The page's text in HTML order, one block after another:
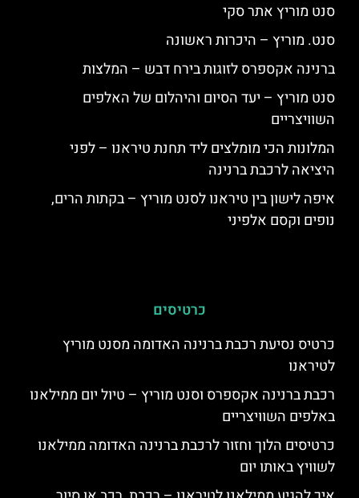
סנט מוריץ אתר סקי
סנט. מוריץ – היכרות ראשונה
ברנינה אקספרס לזוגות בירח דבש – המלצות
סנט מוריץ – יעד הסיום והיהלום של האלפים
השוויצריים
המלונות הכי מומלצים ליד תחנת טיראנו – לפני
היציאה לרכבת ברנינה
איפה לישון בין טיראנו לסנט מוריץ – בקתות הרים,
נופים וקסם אלפיני
כרטיסים
כרטיס נסיעת רכבת ברנינה האדומה מסנט מוריץ
לטיראנו
רכבת ברנינה אקספרס וסנט מוריץ – טיול יום ממילאנו
באלפים השוויצריים
כרטיסים הלוך וחזור לרכבת ברנינה האדומה ממילאנו
לשוויץ באותו יום